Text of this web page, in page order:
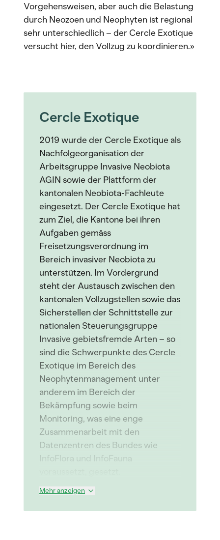
Vorgehensweisen, aber auch die Belastung
durch Neozoen und Neophyten ist regional
sehr unterschiedlich – der Cercle Exotique
versucht hier, den Vollzug zu koordinieren.»
Cercle Exotique
2019 wurde der Cercle Exotique als
Nachfolgeorganisation der
Arbeitsgruppe Invasive Neobiota
AGIN sowie der Plattform der
kantonalen Neobiota-Fachleute
eingesetzt. Der Cercle Exotique hat
zum Ziel, die Kantone bei ihren
Aufgaben gemäss
Freisetzungsverordnung im
Bereich invasiver Neobiota zu
unterstützen. Im Vordergrund
steht der Austausch zwischen den
kantonalen Vollzugstellen sowie das
Sicherstellen der Schnittstelle zur
nationalen Steuerungsgruppe
Invasive gebietsfremde Arten – so
sind die Schwerpunkte des Cercle
Exotique im Bereich des
Neophytenmanagement unter
anderem im Bereich der
Bekämpfung sowie beim
Monitoring, was eine enge
Zusammenarbeit mit den
Datenzentren des Bundes wie
InfoFlora und InfoFauna
Mehr anzeigen